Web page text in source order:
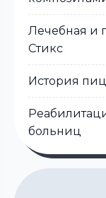
Лечебная и
Стикс
История
больниц